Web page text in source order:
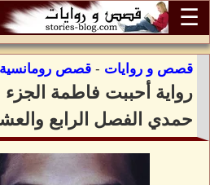
☰
قصص و روايات - قصص رومانسية
رواية أحببت فاطمة الجزء
حمدي الفصل الرابع